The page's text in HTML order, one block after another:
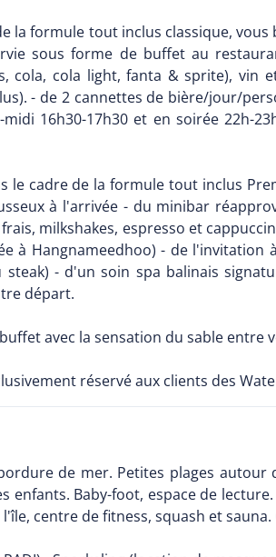
la formule tout inclus classique,
sous forme de buffet au
cola, cola light, fanta & sprite), vin
- de 2 cannettes de bière/jour/
16h30-17h30 et en soirée
le cadre de la formule tout inclus
à l'arrivée - du minibar
milkshakes, espresso et
à Hangnameedhoo) - de
- d'un soin spa balinais
départ.
avec la sensation du sable entre
réservé aux clients des
de mer. Petites plages
enfants. Baby-foot, espace de
centre de fitness, squash et